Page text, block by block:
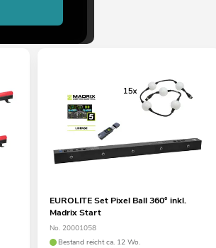
EUROLITE Set Pixel Ball 360° inkl.
Madrix Start
No. 20001058
Bestand reicht ca. 12 Wo.